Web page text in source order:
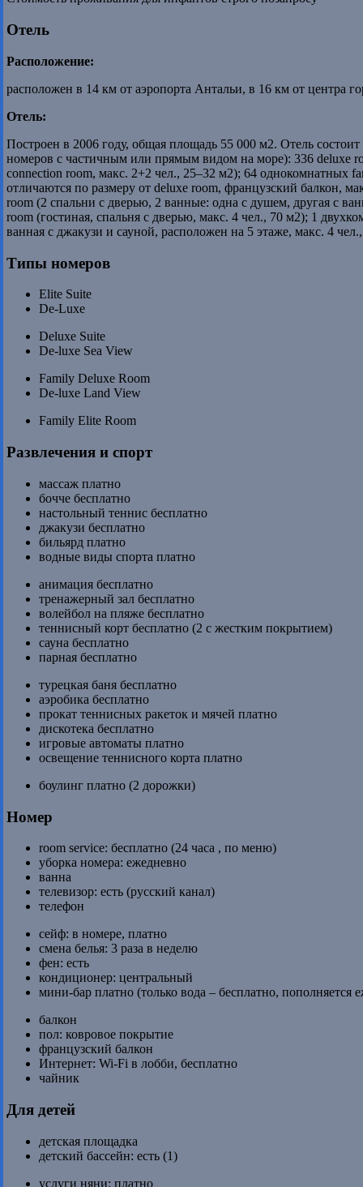
Отель
Расположение:
расположен в 14 км от аэропорта Антальи, в 16 км от центра
Отель:
Построен в 2006 году, общая площадь 55 000 м2. Отель
номеров с частичным или прямым видом на море): 336 deluxe
connection room, макс. 2+2 чел., 25–32 м2); 64 однокомнатных
отличаются по размеру от deluxe room, французский балкон,
room (2 спальни с дверью, 2 ванные: одна с душем, другая с
room (гостиная, спальня с дверью, макс. 4 чел., 70 м2); 1
ванная с джакузи и сауной, расположен на 5 этаже, макс. 4
Типы номеров
Elite Suite
De-Luxe
Deluxe Suite
De-luxe Sea View
Family Deluxe Room
De-luxe Land View
Family Elite Room
Развлечения и спорт
массаж платно
бочче бесплатно
настольный теннис бесплатно
джакузи бесплатно
бильярд платно
водные виды спорта платно
анимация бесплатно
тренажерный зал бесплатно
волейбол на пляже бесплатно
теннисный корт бесплатно (2 c жестким покрытием)
сауна бесплатно
парная бесплатно
турецкая баня бесплатно
аэробика бесплатно
прокат теннисных ракеток и мячей платно
дискотека бесплатно
игровые автоматы платно
освещение теннисного корта платно
боулинг платно (2 дорожки)
Номер
room service: бесплатно (24 часа , по меню)
уборка номера: ежедневно
ванна
телевизор: есть (русский канал)
телефон
сейф: в номере, платно
смена белья: 3 раза в неделю
фен: есть
кондиционер: центральный
мини-бар платно (только вода – бесплатно, пополняется
балкон
пол: ковровое покрытие
французский балкон
Интернет: Wi-Fi в лобби, бесплатно
чайник
Для детей
детская площадка
детский бассейн: есть (1)
услуги няни: платно